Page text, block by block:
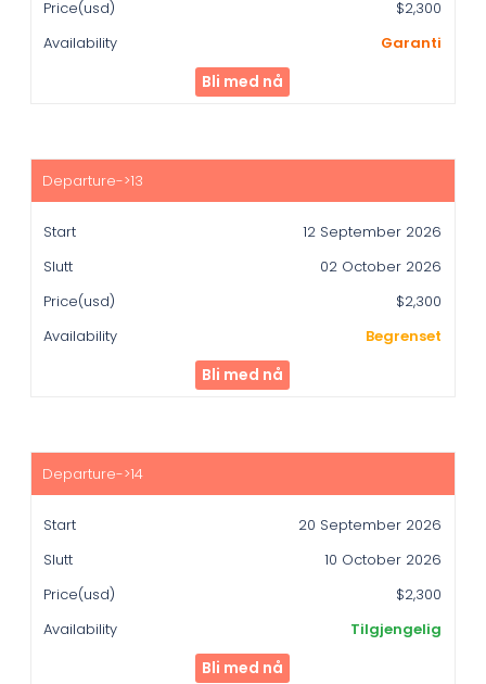
$2,300
Garanti
Bli med nå
12 September 2026
02 October 2026
$2,300
Begrenset
Bli med nå
20 September 2026
10 October 2026
$2,300
Tilgjengelig
Bli med nå